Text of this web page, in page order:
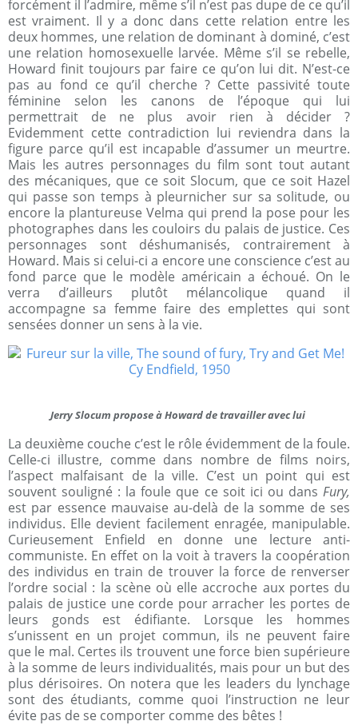
forcément il l’admire, même s’il n’est pas dupe de ce qu’il
est vraiment. Il y a donc dans cette relation entre les
deux hommes, une relation de dominant à dominé, c’est
une relation homosexuelle larvée. Même s’il se rebelle,
Howard finit toujours par faire ce qu’on lui dit. N’est-ce
pas au fond ce qu’il cherche ? Cette passivité toute
féminine selon les canons de l’époque qui lui
permettrait de ne plus avoir rien à décider ?
Evidemment cette contradiction lui reviendra dans la
figure parce qu’il est incapable d’assumer un meurtre.
Mais les autres personnages du film sont tout autant
des mécaniques, que ce soit Slocum, que ce soit Hazel
qui passe son temps à pleurnicher sur sa solitude, ou
encore la plantureuse Velma qui prend la pose pour les
photographes dans les couloirs du palais de justice. Ces
personnages sont déshumanisés, contrairement à
Howard. Mais si celui-ci a encore une conscience c’est au
fond parce que le modèle américain a échoué. On le
verra d’ailleurs plutôt mélancolique quand il
accompagne sa femme faire des emplettes qui sont
sensées donner un sens à la vie.
Jerry Slocum propose à Howard de travailler avec lui
La deuxième couche c’est le rôle évidemment de la foule.
Celle-ci illustre, comme dans nombre de films noirs,
l’aspect malfaisant de la ville. C’est un point qui est
souvent souligné : la foule que ce soit ici ou dans Fury,
est par essence mauvaise au-delà de la somme de ses
individus. Elle devient facilement enragée, manipulable.
Curieusement Enfield en donne une lecture anti-
communiste. En effet on la voit à travers la coopération
des individus en train de trouver la force de renverser
l’ordre social : la scène où elle accroche aux portes du
palais de justice une corde pour arracher les portes de
leurs gonds est édifiante. Lorsque les hommes
s’unissent en un projet commun, ils ne peuvent faire
que le mal. Certes ils trouvent une force bien supérieure
à la somme de leurs individualités, mais pour un but des
plus dérisoires. On notera que les leaders du lynchage
sont des étudiants, comme quoi l’instruction ne leur
évite pas de se comporter comme des bêtes !